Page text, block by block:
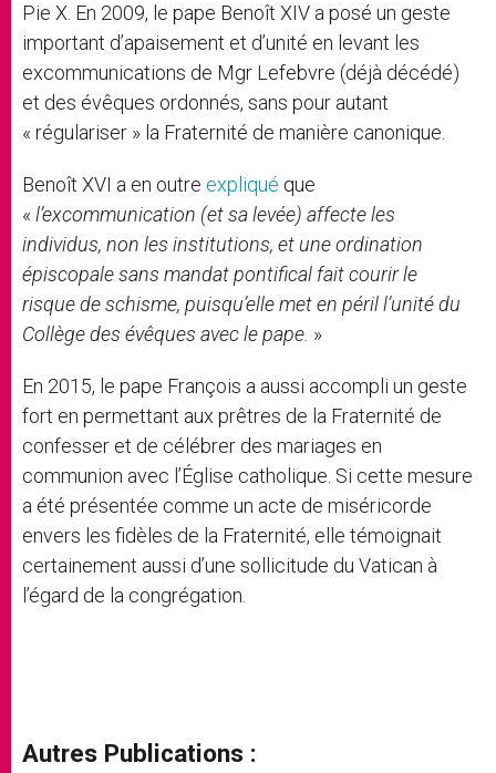
Pie X. En 2009, le pape Benoît XIV a posé un geste
important d’apaisement et d’unité en levant les
excommunications de Mgr Lefebvre (déjà décédé)
et des évêques ordonnés, sans pour autant
« régulariser » la Fraternité de manière canonique.
Benoît XVI a en outre expliqué que
« l’excommunication (et sa levée) affecte les
individus, non les institutions, et une ordination
épiscopale sans mandat pontifical fait courir le
risque de schisme, puisqu’elle met en péril l’unité du
Collège des évêques avec le pape. »
En 2015, le pape François a aussi accompli un geste
fort en permettant aux prêtres de la Fraternité de
confesser et de célébrer des mariages en
communion avec l’Église catholique. Si cette mesure
a été présentée comme un acte de miséricorde
envers les fidèles de la Fraternité, elle témoignait
certainement aussi d’une sollicitude du Vatican à
l’égard de la congrégation.
Autres Publications :